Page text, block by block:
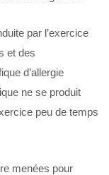
par l’exercice
et des
d’allergie
ne se produit
peu de temps
menées pour